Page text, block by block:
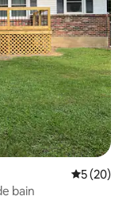
5 (20)
bain